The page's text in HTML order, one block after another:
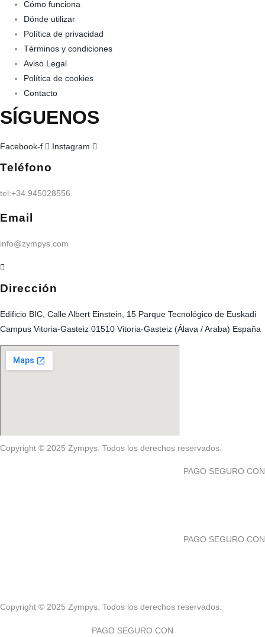
Cómo funciona
Dónde utilizar
Política de privacidad
Términos y condiciones
Aviso Legal
Política de cookies
Contacto
SÍGUENOS
Facebook-f Instagram
Teléfono
tel:+34 945028556
Email
info@zympys.com
Dirección
Edificio BIC, Calle Albert Einstein, 15 Parque Tecnológico de Euskadi
Campus Vitoria-Gasteiz 01510 Vitoria-Gasteiz (Álava / Araba) España
Copyright © 2025 Zympys. Todos los derechos reservados.
PAGO SEGURO CON
PAGO SEGURO CON
Copyright © 2025 Zympys. Todos los derechos reservados.
PAGO SEGURO CON